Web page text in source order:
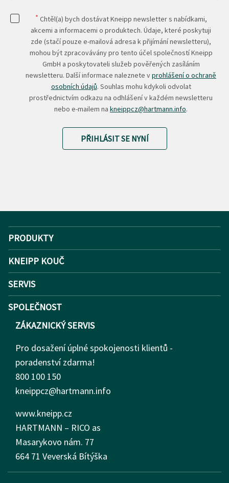
* Chtěl(a) bych dostávat Kneipp newsletter s nabídkami,
akcemi a informacemi o produktech. Údaje, které poskytuji
zde (stačí pouze e-mailová adresa k přijímání newsletteru),
mohou být zpracovávány pro tento účel společností Kneipp
GmbH a poskytovateli služeb pověřených zasíláním
newsletteru. Další informace naleznete vprohlášení o ochraně
osobních údajů. Souhlas mohu kdykoli odvolat
prostřednictvím odkazu na odhlášení v každém newsletteru
nebo e-mailem na kneippcz@hartmann.info.
PŘIHLÁSIT SE NYNÍ
PRODUKTY
KNEIPP KOUČ
SERVIS
SPOLEČNOST
ZÁKAZNICKÝ SERVIS
Pro dosažení úplné spokojenosti klientů -
poradenství zdarma!
800 100 150
kneippcz@hartmann.info
www.kneipp.cz
HARTMANN – RICO as
Masarykovo nám. 77
664 71 Veverská Bítýška